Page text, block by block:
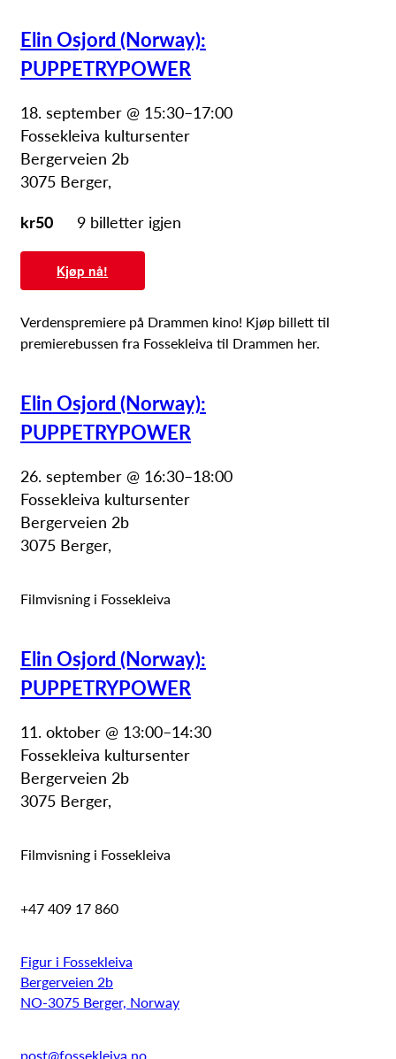
Elin Osjord (Norway):
PUPPETRYPOWER
18. september @ 15:30–17:00
Fossekleiva kultursenter
Bergerveien 2b
3075 Berger,
kr50
9 billetter igjen
Kjøp nå!
Verdenspremiere på Drammen kino! Kjøp billett til
premierebussen fra Fossekleiva til Drammen her.
Elin Osjord (Norway):
PUPPETRYPOWER
26. september @ 16:30–18:00
Fossekleiva kultursenter
Bergerveien 2b
3075 Berger,
Filmvisning i Fossekleiva
Elin Osjord (Norway):
PUPPETRYPOWER
11. oktober @ 13:00–14:30
Fossekleiva kultursenter
Bergerveien 2b
3075 Berger,
Filmvisning i Fossekleiva
+47 409 17 860
Figur i Fossekleiva
Bergerveien 2b
NO-3075 Berger, Norway
post@fossekleiva.no